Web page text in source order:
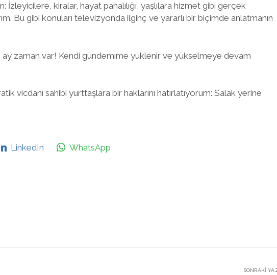
İzleyicilere, kiralar, hayat pahalılığı, yaşlılara hizmet gibi gerçek
Bu gibi konuları televizyonda ilginç ve yararlı bir biçimde anlatmanın
zaman var! Kendi gündemime yüklenir ve yükselmeye devam
vicdanı sahibi yurttaşlara bir haklarını hatırlatıyorum: Salak yerine
LinkedIn WhatsApp
SONRAKI